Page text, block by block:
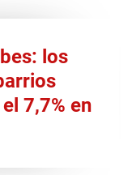
los
7,7% en